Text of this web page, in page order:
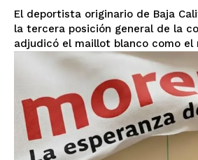
El deportista originario de Baja
la tercera posición general de la
adjudicó el maillot blanco como el